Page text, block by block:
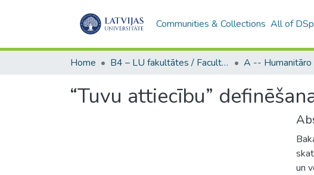
Communities & Collections All of
Home B4 – LU fakultātes / Faculties of the UL
“Tuvu attiecību”
un